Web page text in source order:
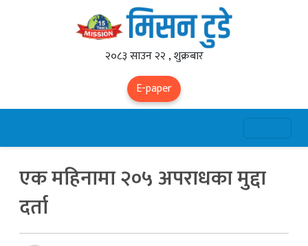
२०८३ साउन २२ , शुक्रबार
E-paper
एक महिनामा २०५ अपराधका मुद्दा
दर्ता